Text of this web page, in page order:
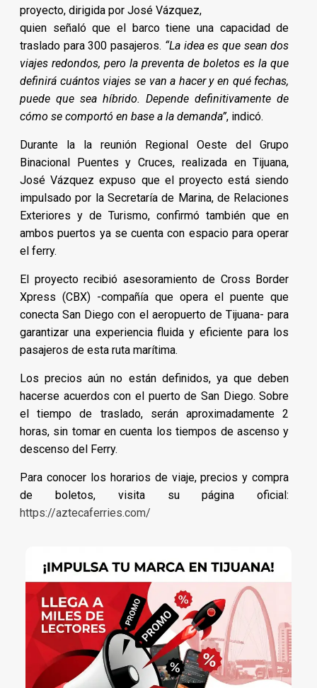
proyecto, dirigida por José Vázquez,
quien señaló que el barco tiene una capacidad de
traslado para 300 pasajeros. “La idea es que sean dos
viajes redondos, pero la preventa de boletos es la que
definirá cuántos viajes se van a hacer y en qué fechas,
puede que sea híbrido. Depende definitivamente de
cómo se comportó en base a la demanda”, indicó.
Durante la la reunión Regional Oeste del Grupo
Binacional Puentes y Cruces, realizada en Tijuana,
José Vázquez expuso que el proyecto está siendo
impulsado por la Secretaría de Marina, de Relaciones
Exteriores y de Turismo, confirmó también que en
ambos puertos ya se cuenta con espacio para operar
el ferry.
El proyecto recibió asesoramiento de Cross Border
Xpress (CBX) -compañía que opera el puente que
conecta San Diego con el aeropuerto de Tijuana- para
garantizar una experiencia fluida y eficiente para los
pasajeros de esta ruta marítima.
Los precios aún no están definidos, ya que deben
hacerse acuerdos con el puerto de San Diego. Sobre
el tiempo de traslado, serán aproximadamente 2
horas, sin tomar en cuenta los tiempos de ascenso y
descenso del Ferry.
Para conocer los horarios de viaje, precios y compra
de boletos, visita su página oficial:
https://aztecaferries.com/